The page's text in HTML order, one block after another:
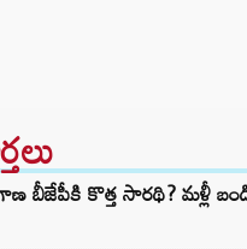
బీజేపీకి కొత్త సారథి? మళ్లీ